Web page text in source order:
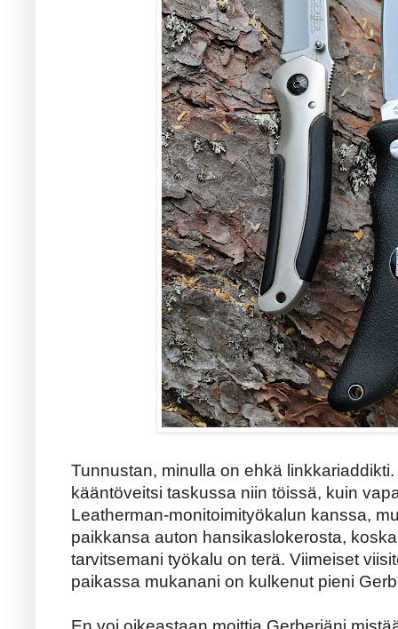
Tunnustan, minulla on ehkä
kääntöveitsi taskussa niin töissä, kuin
Leatherman-monitoimityökalun kanssa,
paikkansa auton hansikaslokerosta,
tarvitsemani työkalu on terä. Viimeiset
paikassa mukanani on kulkenut pieni